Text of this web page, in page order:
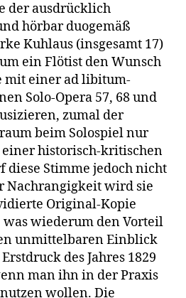
der ausdrücklich
hörbar duogemäß
Kuhlaus (insgesamt 17)
ein Flötist den Wunsch
mit einer ad libitum-
Solo-Opera 57, 68 und
zumal der
beim Solospiel nur
historisch-kritischen
diese Stimme jedoch nicht
Nachrangigkeit wird sie
Original-Kopie
wiederum den Vorteil
unmittelbaren Einblick
des Jahres 1829
man ihn in der Praxis
wollen. Die